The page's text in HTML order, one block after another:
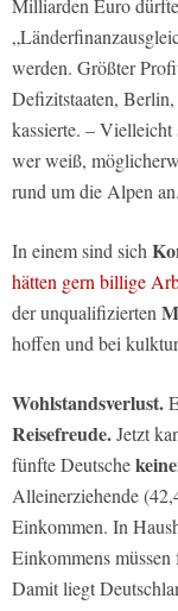
Milliarden Euro
werden. Größter
Defizitstaaten,
kassierte. –
wer weiß,
rund um die Alpen
In einem sind sich
hätten gern billige
der unqualifizierten
hoffen und bei
Wohlstandsverlust.
Reisefreude.Jetzt
fünfte Deutsche
Alleinerziehende
Einkommen. In
Einkommens
Damit liegt